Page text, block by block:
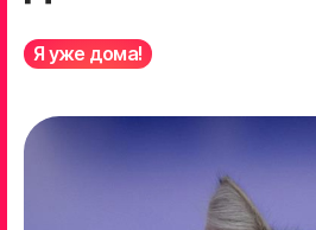
Я уже дома!